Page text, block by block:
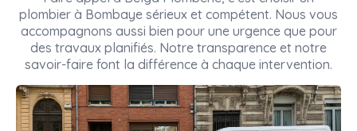
plombier à Bombaye sérieux et compétent. Nous vous
accompagnons aussi bien pour une urgence que pour
des travaux planifiés. Notre transparence et notre
savoir-faire font la différence à chaque intervention.